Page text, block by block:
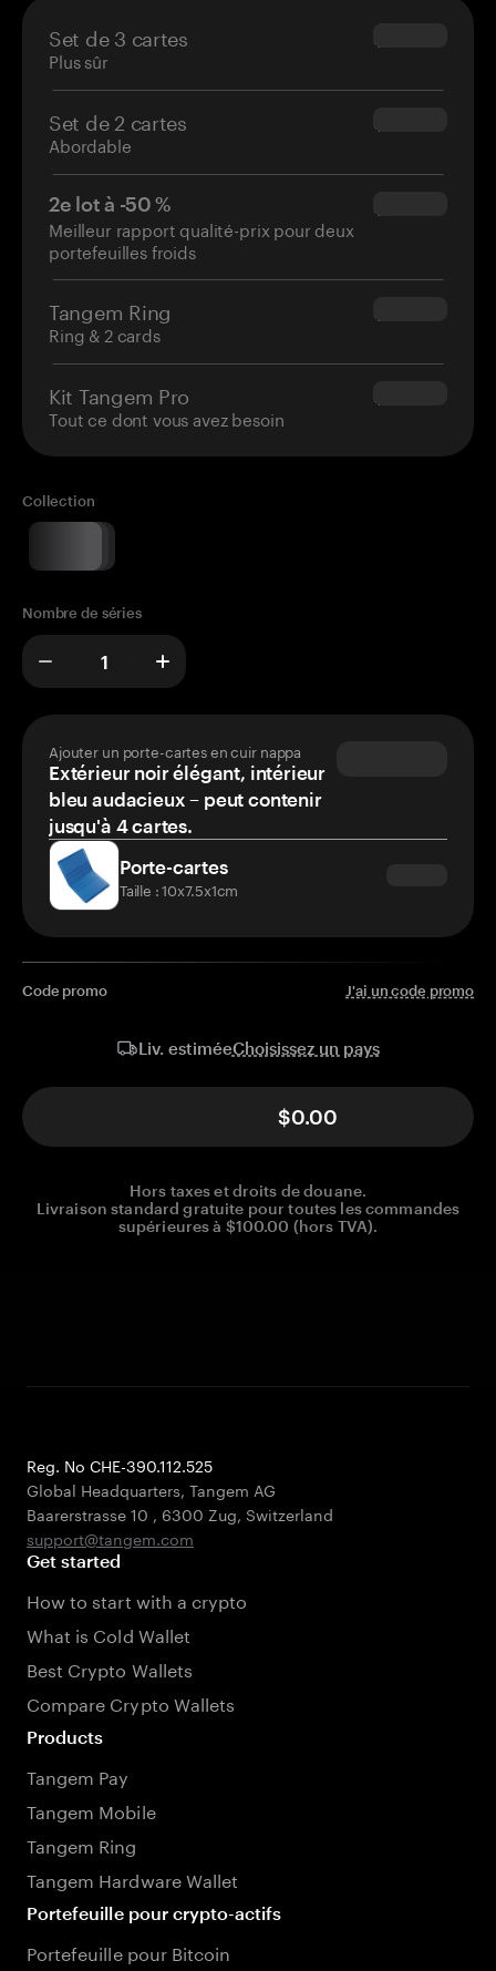
Set de 3 cartes
Plus sûr
$69.90
Set de 2 cartes
Abordable
$54.90
2e lot à -50 %
Meilleur rapport qualité-prix pour deux
portefeuilles froids
$34.95
Tangem Ring
Ring & 2 cards
$160.00
Kit Tangem Pro
Tout ce dont vous avez besoin
$180.00
Collection
Nombre de séries
Ajouter un porte-cartes en cuir nappa
Extérieur noir élégant, intérieur
bleu audacieux – peut contenir
jusqu'à 4 cartes.
Porte-cartes
Taille : 10x7.5x1cm
Code promo J'ai un code promo
Liv. estiméeChoisissez un pays
$0.00
Hors taxes et droits de douane.
Livraison standard gratuite pour toutes les commandes
supérieures à $100.00 (hors TVA).
Reg. No CHE-390.112.525
Global Headquarters, Tangem AG
Baarerstrasse 10 , 6300 Zug, Switzerland
support@tangem.com
Get started
How to start with a crypto
What is Cold Wallet
Best Crypto Wallets
Compare Crypto Wallets
Products
Tangem Pay
Tangem Mobile
Tangem Ring
Tangem Hardware Wallet
Portefeuille pour crypto-actifs
Portefeuille pour Bitcoin